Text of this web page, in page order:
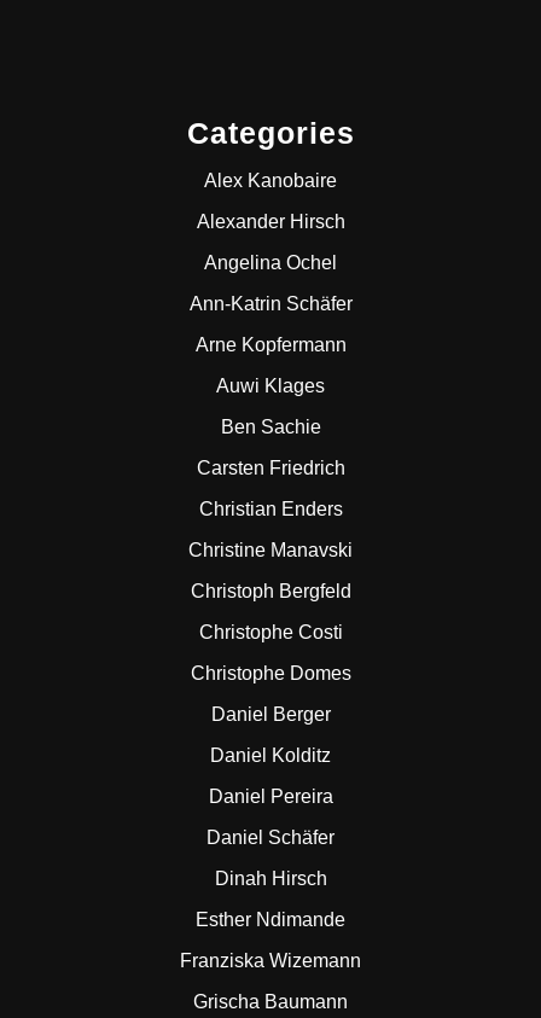
Categories
Alex Kanobaire
Alexander Hirsch
Angelina Ochel
Ann-Katrin Schäfer
Arne Kopfermann
Auwi Klages
Ben Sachie
Carsten Friedrich
Christian Enders
Christine Manavski
Christoph Bergfeld
Christophe Costi
Christophe Domes
Daniel Berger
Daniel Kolditz
Daniel Pereira
Daniel Schäfer
Dinah Hirsch
Esther Ndimande
Franziska Wizemann
Grischa Baumann